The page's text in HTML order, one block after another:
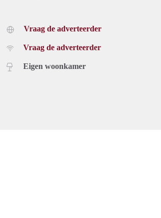
Vraag de adverteerder
Vraag de adverteerder
Eigen woonkamer